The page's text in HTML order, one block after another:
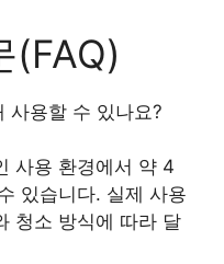
(FAQ)
사용할 수 있나요?
사용 환경에서 약 4
있습니다. 실제 사용
청소 방식에 따라 달